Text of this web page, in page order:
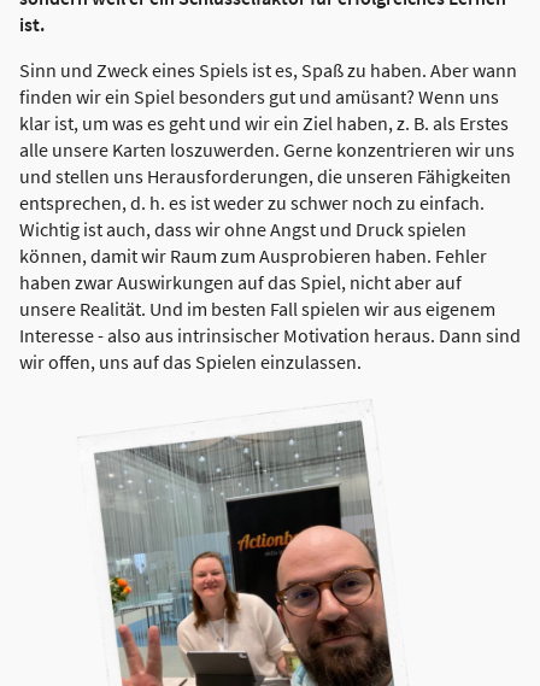
ist.
Sinn und Zweck eines Spiels ist es, Spaß zu haben. Aber wann
finden wir ein Spiel besonders gut und amüsant? Wenn uns
klar ist, um was es geht und wir ein Ziel haben, z. B. als Erstes
alle unsere Karten loszuwerden. Gerne konzentrieren wir uns
und stellen uns Herausforderungen, die unseren Fähigkeiten
entsprechen, d. h. es ist weder zu schwer noch zu einfach.
Wichtig ist auch, dass wir ohne Angst und Druck spielen
können, damit wir Raum zum Ausprobieren haben. Fehler
haben zwar Auswirkungen auf das Spiel, nicht aber auf
unsere Realität. Und im besten Fall spielen wir aus eigenem
Interesse - also aus intrinsischer Motivation heraus. Dann sind
wir offen, uns auf das Spielen einzulassen.